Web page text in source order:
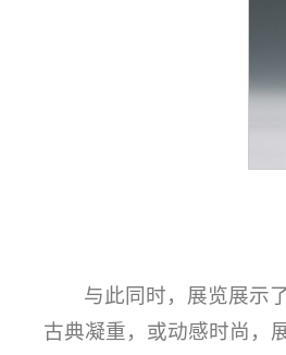
与此同时，展览展示
古典凝重，或动感时尚，